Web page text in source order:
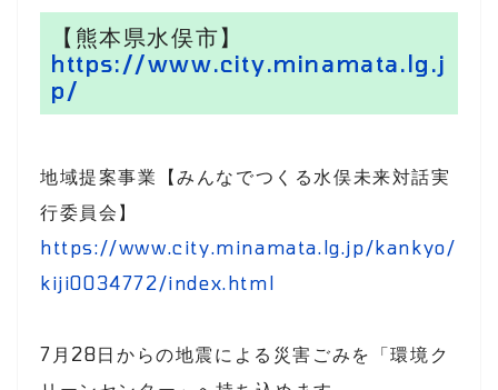
【熊本県水俣市】
https://www.city.minamata.lg.j
p/
地域提案事業【みんなでつくる水俣未来対話実
行委員会】
https://www.city.minamata.lg.jp/kankyo/
kiji0034772/index.html
7月28日からの地震による災害ごみを「環境ク